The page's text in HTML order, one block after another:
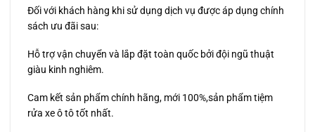
Đối với khách hàng khi sử dụng dịch vụ được áp dụng chính
sách ưu đãi sau:
Hỗ trợ vận chuyển và lắp đặt toàn quốc bởi đội ngũ thuật
giàu kinh nghiêm.
Cam kết sản phẩm chính hãng, mới 100%,sản phẩm tiệm
rửa xe ô tô tốt nhất.